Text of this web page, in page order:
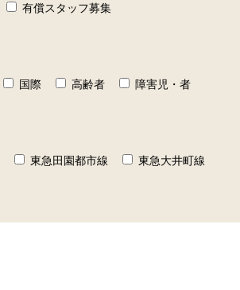
有償スタッフ募集
国際 高齢者
障害児・者
東急田園都市線
東急大井町線